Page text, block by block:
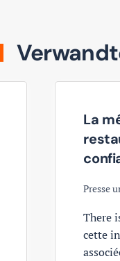
La
Presse
There
cette